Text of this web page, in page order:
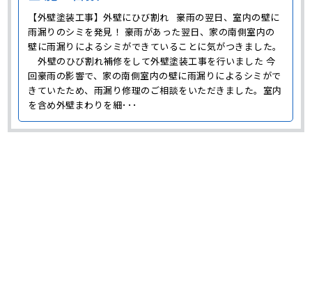
【外壁塗装工事】外壁にひび割れ 豪雨の翌日、室内の壁に
雨漏りのシミを発見！ 豪雨があった翌日、家の南側室内の
壁に雨漏りによるシミができていることに気がつきました。
外壁のひび割れ補修をして外壁塗装工事を行いました 今
回豪雨の影響で、家の南側室内の壁に雨漏りによるシミがで
きていたため、雨漏り修理のご相談をいただきました。室内
を含め外壁まわりを細･･･